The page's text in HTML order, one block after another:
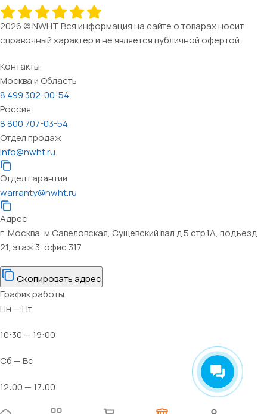
2026 © NWHT Вся информация на сайте о товарах носит
справочный характер и не является публичной офертой.
Контакты
Москва и Область
8 499 302-00-54
Россия
8 800 707-03-54
Отдел продаж
info@nwht.ru
Отдел гарантии
warranty@nwht.ru
Адрес
г. Москва, м.Савеловская, Сущевский вал д.5 стр.1А, подъезд
21, этаж 3, офис 317
Скопировать адрес
График работы
Пн — Пт
10:30 — 19:00
Сб — Вс
12:00 — 17:00